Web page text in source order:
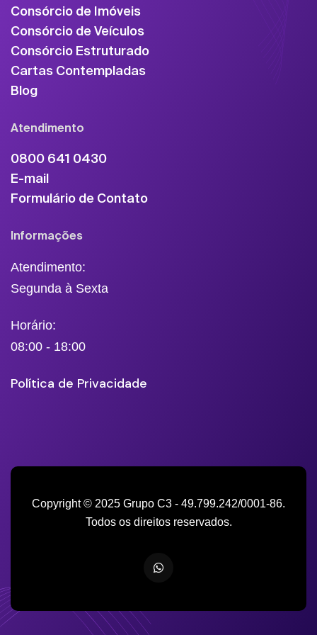
Consórcio de Imóveis
Consórcio de Veículos
Consórcio Estruturado
Cartas Contempladas
Blog
Atendimento
0800 641 0430
E-mail
Formulário de Contato
Informações
Atendimento:
Segunda à Sexta
Horário:
08:00 - 18:00
Política de Privacidade
Copyright © 2025 Grupo C3 - 49.799.242/0001-86.
Todos os direitos reservados.